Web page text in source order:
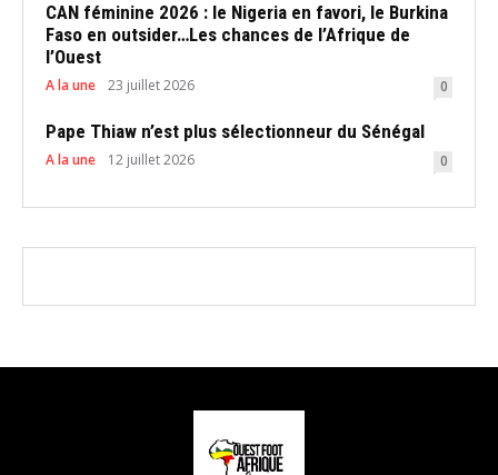
CAN féminine 2026 : le Nigeria en favori, le Burkina
Faso en outsider…Les chances de l’Afrique de
l’Ouest
A la une 23 juillet 2026 0
Pape Thiaw n’est plus sélectionneur du Sénégal
A la une 12 juillet 2026 0